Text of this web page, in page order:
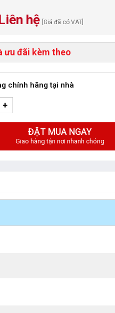
hệ [Giá đã có VAT]
ưu đãi kèm theo
chính hãng tại nhà
+
ĐẶT MUA NGAY
Giao hàng tận nơi nhanh chóng